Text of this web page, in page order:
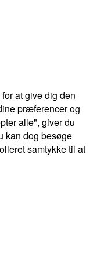
at give dig den
præferencer og
alle", giver du
kan dog besøge
samtykke til at